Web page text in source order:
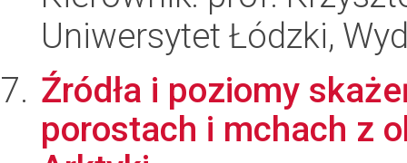
Uniwersytet Łódzki,
Źródła i poziomy
porostach i mchach z